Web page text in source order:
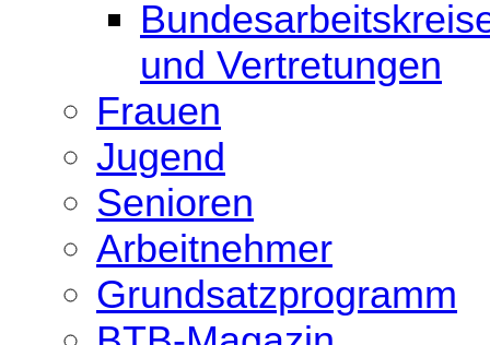
und Vertretungen
Frauen
Jugend
Senioren
Arbeitnehmer
Grundsatzprogramm